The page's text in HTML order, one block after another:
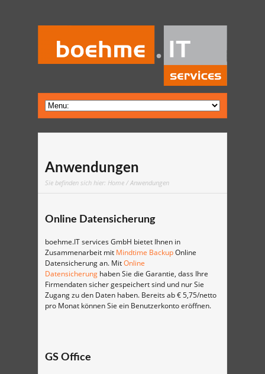
Anwendungen
Sie befinden sich hier: Home / Anwendungen
Online Datensicherung
boehme.IT services GmbH bietet Ihnen in
Zusammenarbeit mit Mindtime BackupOnline
Datensicherung an. MitOnline
Datensicherung haben Sie die Garantie, dass Ihre
Firmendaten sicher gespeichert sind und nur Sie
Zugang zu den Daten haben. Bereits ab € 5,75/netto
pro Monat können Sie ein Benutzerkonto eröffnen.
GS Office